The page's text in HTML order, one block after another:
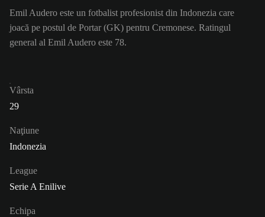
Emil Audero este un fotbalist profesionist din Indonezia care
joacă pe postul de Portar (GK) pentru Cremonese. Ratingul
general al Emil Audero este 78.
Vârsta
29
Naţiune
Indonezia
League
Serie A Enilive
Echipa